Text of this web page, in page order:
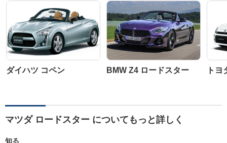
ダイハツ コペン BMW Z4 ロードスター トヨ
マツダ ロードスター についてもっと詳しく
知る